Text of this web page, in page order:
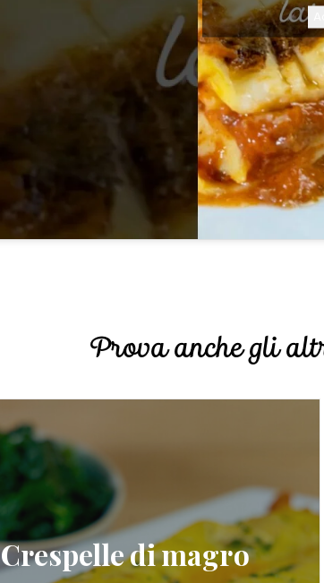
Prova anche gli
Crespelle di magro